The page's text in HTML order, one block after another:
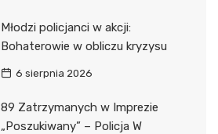
Młodzi policjanci w akcji:
Bohaterowie w obliczu kryzysu
6 sierpnia 2026
89 Zatrzymanych w Imprezie
„Poszukiwany” – Policja W